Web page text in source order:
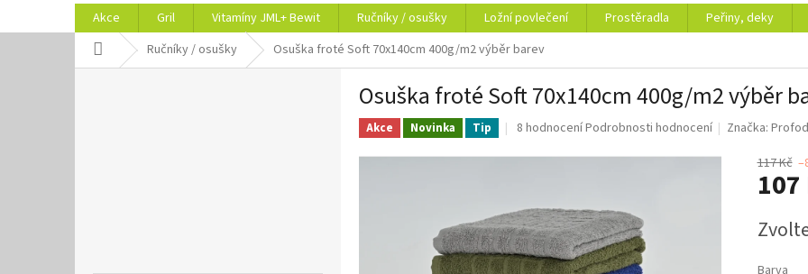
Akce Gril Vitamíny JML+ Bewit Ručníky / osušky Ložní povlečení Prostěradla Peřiny, deky
Domů Ručníky / osušky Osuška froté Soft 70x140cm 400g/m2 výběr barev
Osuška froté Soft 70x140cm 400g/m2 výběr
Akce Novinka Tip
Průměrné
produktu
z
5
hvězdiček.
8 hodnoceníPodrobnosti hodnocení Značka:Profod
117 Kč
107
cena: